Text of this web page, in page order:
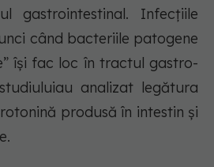
gastrointestinal. Infecțiile
când bacteriile patogene
își fac loc în tractul gastro-
analizat legătura
produsă în intestin și